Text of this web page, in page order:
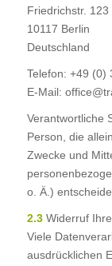
Friedrichstr. 123
10117 Berlin
Deutschland
Telefon: +49 (0)
E-Mail:
Verantwortliche
Person, die
Zwecke und
o. Ä.)
2.3 Widerruf
Viele
ausdrücklichen